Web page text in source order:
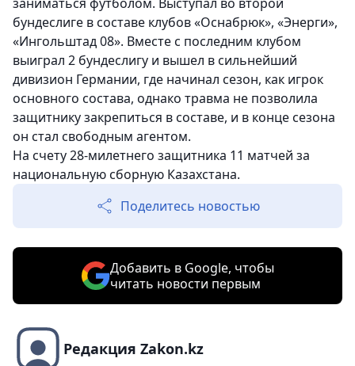
бундеслиге в составе клубов «Оснабрюк», «Энерги»,
«Ингольштад 08». Вместе с последним клубом
выиграл 2 бундеслигу и вышел в сильнейший
дивизион Германии, где начинал сезон, как игрок
основного состава, однако травма не позволила
защитнику закрепиться в составе, и в конце сезона
он стал свободным агентом.
На счету 28-милетнего защитника 11 матчей за
национальную сборную Казахстана.
Поделитесь новостью
Добавить в Google, чтобы
читать новости первым
Редакция Zakon.kz